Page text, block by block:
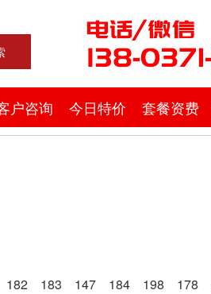
户咨询 今日特价 套餐资费
182 183 147 184 198 178